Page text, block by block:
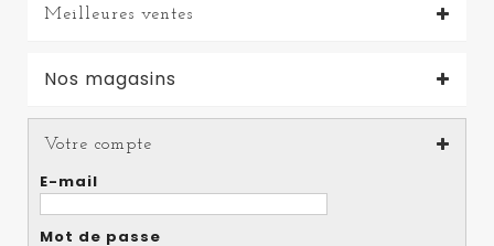
Meilleures ventes
Nos magasins
Votre compte
E-mail
Mot de passe